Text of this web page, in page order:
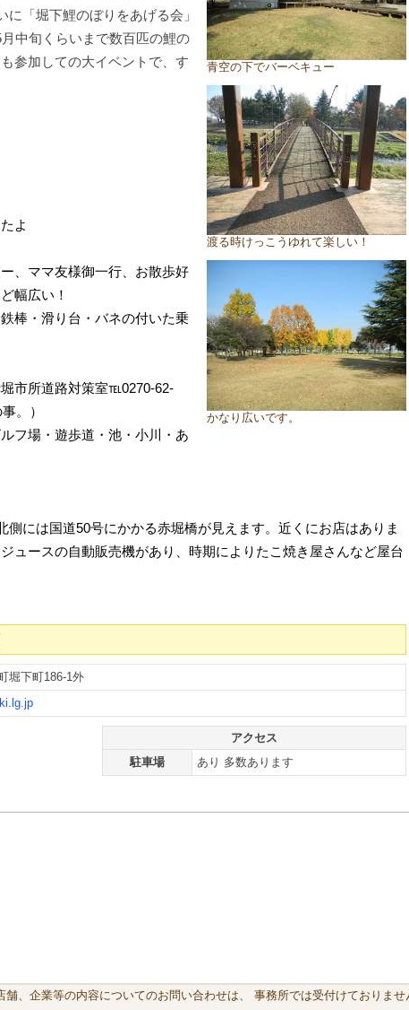
青空の下でバーベキュー
渡る時けっこうゆれて楽しい！
かなり広いです。
「堀下鯉のぼりをあげる会」
中旬くらいまで数百匹の鯉の
参加しての大イベントで、す
よ
、ママ友様御一行、お散歩好
幅広い！
棒・滑り台・バネの付いた乗
市所道路対策室℡0270-62-
。）
フ場・遊歩道・池・小川・あ
側には国道50号にかかる赤堀橋が見えます。近くにお店はありま
ュースの自動販売機があり、時期によりたこ焼き屋さんなど屋台
堀下町186-1外
アクセス
駐車場
あり 多数あります
舗、企業等の内容についてのお問い合わせは、 事務所では受付けておりませ